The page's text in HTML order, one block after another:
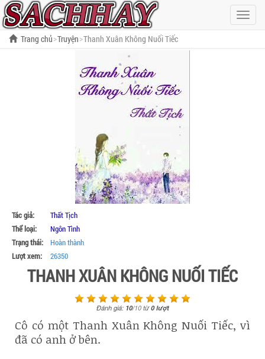
Hiện
menu
Trang chủ Truyện Thanh Xuân Không Nuối Tiếc
Tác giả:
Thất Tịch
Thể loại:
Ngôn Tình
Trạng thái:
Hoàn thành
Lượt xem:
26350
THANH XUÂN KHÔNG NUỐI TIẾC
Đánh giá: 10/10từ0lượt
Cô có một Thanh Xuân Không Nuối Tiếc, vì
đã có anh ở bên.